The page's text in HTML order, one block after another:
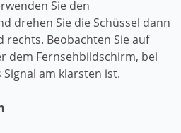
Sie den
drehen Sie die Schüssel dann
rechts. Beobachten Sie auf
dem Fernsehbildschirm, bei
am klarsten ist.